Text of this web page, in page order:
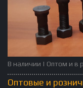
В наличии | Оптом и в
Оптовые и